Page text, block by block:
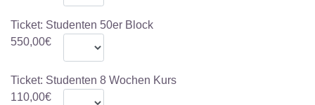
Ticket: Studenten 50er Block
550,00€
Ticket: Studenten 8 Wochen Kurs
110,00€